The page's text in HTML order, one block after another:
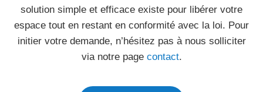
solution simple et efficace existe pour libérer votre
espace tout en restant en conformité avec la loi. Pour
initier votre demande, n’hésitez pas à nous solliciter
via notre page contact.